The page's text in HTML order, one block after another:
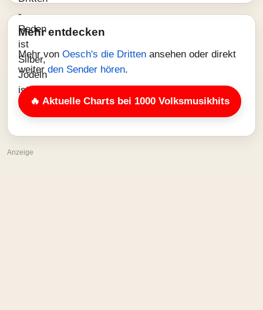
Mehr entdecken
Mehr von Oesch's die Dritten ansehen oder direkt
weiter den Sender hören.
🔥 Aktuelle Charts bei 1000 Volksmusikhits
Anzeige